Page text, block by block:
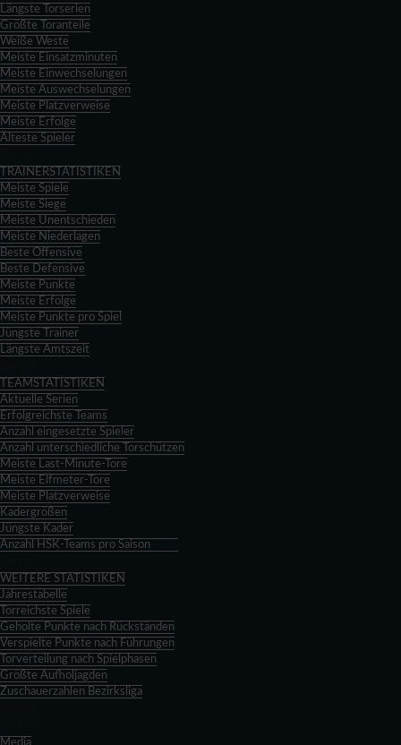
Längste Torserien
Größte Toranteile
Weiße Weste
Meiste Einsatzminuten
Meiste Einwechselungen
Meiste Auswechselungen
Meiste Platzverweise
Meiste Erfolge
Älteste Spieler
TRAINERSTATISTIKEN
Meiste Spiele
Meiste Siege
Meiste Unentschieden
Meiste Niederlagen
Beste Offensive
Beste Defensive
Meiste Punkte
Meiste Erfolge
Meiste Punkte pro Spiel
Jüngste Trainer
Längste Amtszeit
TEAMSTATISTIKEN
Aktuelle Serien
Erfolgreichste Teams
Anzahl eingesetzte Spieler
Anzahl unterschiedliche Torschützen
Meiste Last-Minute-Tore
Meiste Elfmeter-Tore
Meiste Platzverweise
Kadergrößen
Jüngste Kader
Anzahl HSK-Teams pro Saison
WEITERE STATISTIKEN
Jahrestabelle
Torreichste Spiele
Geholte Punkte nach Rückständen
Verspielte Punkte nach Führungen
Torverteilung nach Spielphasen
Größte Aufholjagden
Zuschauerzahlen Bezirksliga